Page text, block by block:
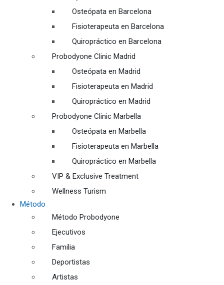
Osteópata en Barcelona
Fisioterapeuta en Barcelona
Quiropráctico en Barcelona
Probodyone Clinic Madrid
Osteópata en Madrid
Fisioterapeuta en Madrid
Quiropráctico en Madrid
Probodyone Clinic Marbella
Osteópata en Marbella
Fisioterapeuta en Marbella
Quiropráctico en Marbella
VIP & Exclusive Treatment
Wellness Turism
Método
Método Probodyone
Ejecutivos
Familia
Deportistas
Artistas